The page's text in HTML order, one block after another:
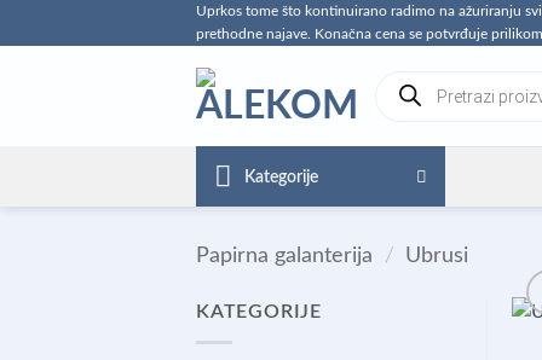
na
Uprkos tome što kontinuirano radimo na ažuriranju
prethodne najave. Konačna cena se potvrđuje
search
Kategorije
Papirna galanterija / Ubrusi
KATEGORIJE